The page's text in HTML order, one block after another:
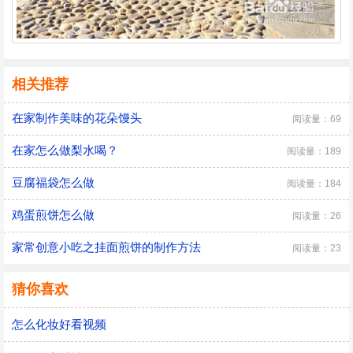
相关推荐
在家制作美味的花朵馒头 阅读量：69
在家怎么做梨水喝？ 阅读量：189
豆腐福袋怎么做 阅读量：184
鸡蛋煎饼怎么做 阅读量：26
家常创意小吃之挂面煎饼的制作方法 阅读量：23
猜你喜欢
怎么化妆好看视频